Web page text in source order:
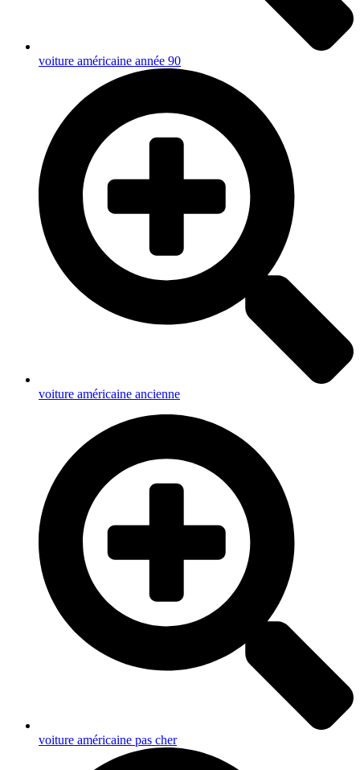
voiture américaine année 90
voiture américaine ancienne
voiture américaine pas cher